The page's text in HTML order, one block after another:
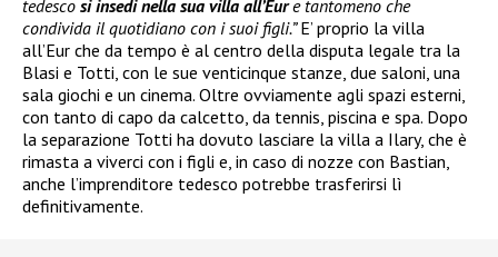
tedesco si insedi nella sua villa all’Eure tantomeno che
condivida il quotidiano con i suoi figli.”E’ proprio la villa
all’Eur che da tempo è al centro della disputa legale tra la
Blasi e Totti, con le sue venticinque stanze, due saloni, una
sala giochi e un cinema. Oltre ovviamente agli spazi esterni,
con tanto di capo da calcetto, da tennis, piscina e spa. Dopo
la separazione Totti ha dovuto lasciare la villa a Ilary, che è
rimasta a viverci con i figli e, in caso di nozze con Bastian,
anche l’imprenditore tedesco potrebbe trasferirsi lì
definitivamente.